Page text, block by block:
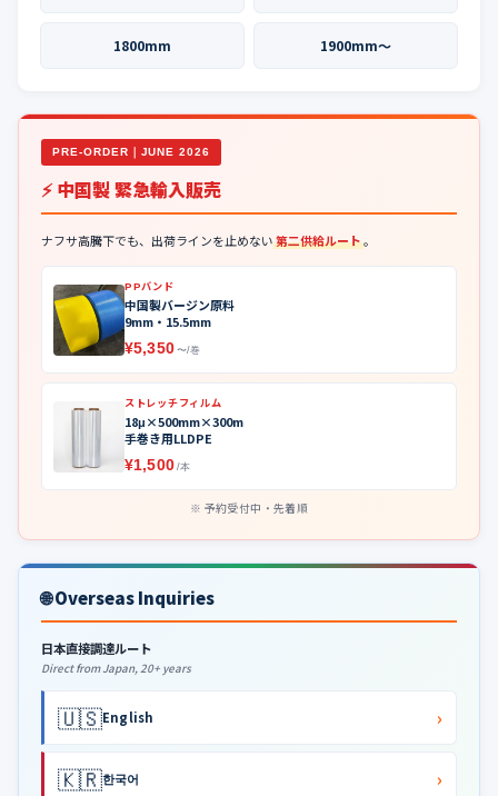
1800mm 1900mm〜
PRE-ORDER｜JUNE 2026
⚡ 中国製 緊急輸入販売
ナフサ高騰下でも、出荷ラインを止めない第二供給ルート。
PPバンド
中国製バージン原料
9mm・15.5mm
¥5,350 〜/巻
ストレッチフィルム
18μ×500mm×300m
手巻き用LLDPE
¥1,500 /本
予約受付中・先着順
🌐 Overseas Inquiries
日本直接調達ルート
Direct from Japan, 20+ years
🇺🇸English ›
🇰🇷한국어 ›